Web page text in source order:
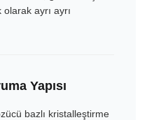
ayrı ayrı
Yapısı
bazlı kristalleştirme